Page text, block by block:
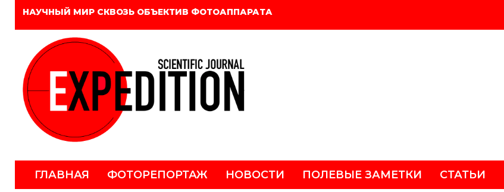
НАУЧНЫЙ МИР СКВОЗЬ ОБЪЕКТИВ ФОТОАППАРАТА
ГЛАВНАЯ ФОТОРЕПОРТАЖ НОВОСТИ ПОЛЕВЫЕ ЗАМЕТКИ СТАТЬИ